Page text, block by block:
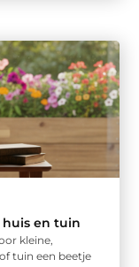
en tuin
kleine,
tuin een beetje